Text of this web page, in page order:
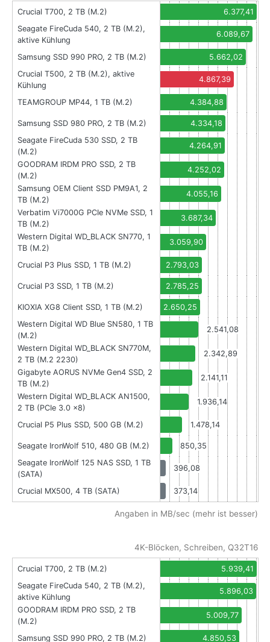
Crucial T700, 2 TB (M.2)
6.377,41
Seagate FireCuda 540, 2 TB (M.2),
aktive Kühlung
6.089,67
Samsung SSD 990 PRO, 2 TB (M.2)
5.662,02
Crucial T500, 2 TB (M.2), aktive
Kühlung
4.867,39
TEAMGROUP MP44, 1 TB (M.2) 4.384,88
Samsung SSD 980 PRO, 2 TB (M.2)
4.334,18
Seagate FireCuda 530 SSD, 2 TB
(M.2)
4.264,91
GOODRAM IRDM PRO SSD, 2 TB
(M.2)
4.252,02
Samsung OEM Client SSD PM9A1, 2
TB (M.2)
4.055,16
Verbatim Vi7000G PCIe NVMe SSD, 1
TB (M.2)
3.687,34
Western Digital WD_BLACK SN770, 1
TB (M.2)
3.059,90
Crucial P3 Plus SSD, 1 TB (M.2) 2.793,03
Crucial P3 SSD, 1 TB (M.2) 2.785,25
KIOXIA XG8 Client SSD, 1 TB (M.2)
2.650,25
Western Digital WD Blue SN580, 1 TB
(M.2)
2.541,08
Western Digital WD_BLACK SN770M,
2 TB (M.2 2230)
2.342,89
Gigabyte AORUS NVMe Gen4 SSD, 2
TB (M.2)
2.141,11
Western Digital WD_BLACK AN1500,
2 TB (PCIe 3.0 x8)
1.936,14
Crucial P5 Plus SSD, 500 GB (M.2) 1.478,14
Seagate IronWolf 510, 480 GB (M.2)
850,35
Seagate IronWolf 125 NAS SSD, 1 TB
(SATA)
396,08
Crucial MX500, 4 TB (SATA) 373,14
Angaben in MB/sec (mehr ist besser)
4K-Blöcken, Schreiben, Q32T16
Crucial T700, 2 TB (M.2)
5.939,41
Seagate FireCuda 540, 2 TB (M.2),
aktive Kühlung
5.896,03
GOODRAM IRDM PRO SSD, 2 TB
(M.2)
5.009,77
Samsung SSD 990 PRO, 2 TB (M.2)
4.850,53